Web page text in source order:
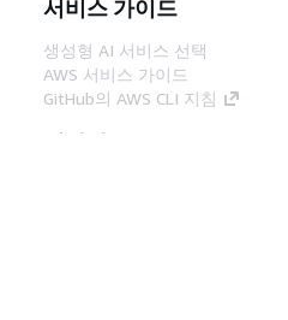
서비스 가이드
생성형 AI 서비스 선택
AWS 서비스 가이드
GitHub의 AWS CLI 지침
개발자 도구